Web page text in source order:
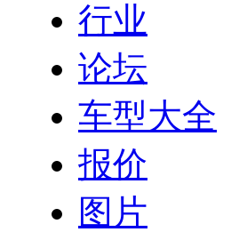
行业
论坛
车型大全
报价
图片